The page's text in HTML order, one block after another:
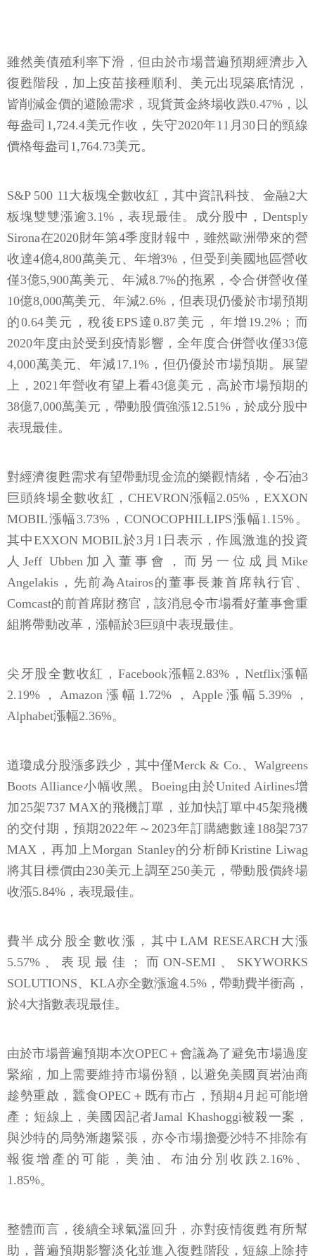
皆削減金價的避險需求，現貨黃金終場收跌0.47%，以
每盎司1,724.4美元作收，失守2020年11月30日的頸線
價格每盎司1,764.73美元。
Sirona在2020財年第4季度財報中，雖然歐洲帶來的營
收達4億4,800萬美元、年增3%，但受到美國地區營收
僅3億5,900萬美元、年減8.7%的拖累，令合併營收僅
10億8,000萬美元、年減2.6%，但表現仍優於市場預期
的0.64美元，稅後EPS達0.87美元，年增19.2%；而
2020年度由於受到疫情影響，全年度合併營收僅33億
4,000萬美元、年減17.1%，但仍優於市場預期。展望
上，2021年營收有望上看43億美元，高於市場預期的
38億7,000萬美元，帶動股價強漲12.51%，於成分股中
表現最佳。
MOBIL漲幅3.73%，CONOCOPHILLIPS漲幅1.15%。
其中EXXON MOBIL於3月1日表示，作風激進的投資
人Jeff Ubben加入董事會，而另一位成員Mike
Angelakis，先前為Atairos的董事長兼首席執行官、
Comcast的前首席財務官，該消息令市場看好董事會重
組將帶動改革，漲幅於3巨頭中表現最佳。
Alphabet漲幅2.36%。
加25架737 MAX的飛機訂單，並加快訂單中45架飛機
的交付期，預期2022年～2023年訂購總數達188架737
MAX，再加上Morgan Stanley的分析師Kristine Liwag
將其目標價由230美元上調至250美元，帶動股價終場
收漲5.84%，表現最佳。
SOLUTIONS、KLA亦全數漲逾4.5%，帶動費半衝高，
於4大指數表現最佳。
趁勢重啟，蠶食OPEC＋既有市占，預期4月起可能增
產；短線上，美國因記者Jamal Khashoggi被殺一案，
與沙特的局勢漸趨緊張，亦令市場擔憂沙特不排除有
報復增產的可能，美油、布油分別收跌2.16%、
1.85%。
續留意經濟刺激法案的推動時程與規模，亦應留意各